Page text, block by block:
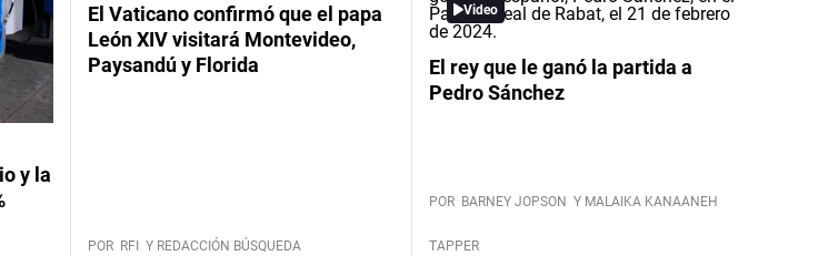
y la
El Vaticano confirmó que el papa
León XIV visitará Montevideo,
Paysandú y Florida
POR RFI Y REDACCIÓN BÚSQUEDA
Video
El rey que le ganó la partida a
Pedro Sánchez
POR BARNEY JOPSON Y MALAIKA KANAANEH
TAPPER